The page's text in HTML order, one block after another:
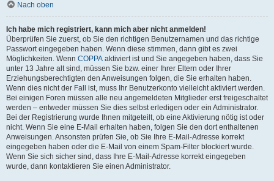
Nach oben
Ich habe mich registriert, kann mich aber nicht anmelden!
Überprüfen Sie zuerst, ob Sie den richtigen Benutzernamen und das richtige
Passwort eingegeben haben. Wenn diese stimmen, dann gibt es zwei
Möglichkeiten. Wenn COPPA aktiviert ist und Sie angegeben haben, dass Sie
unter 13 Jahre alt sind, müssen Sie bzw. einer Ihrer Eltern oder Ihrer
Erziehungsberechtigten den Anweisungen folgen, die Sie erhalten haben.
Wenn dies nicht der Fall ist, muss Ihr Benutzerkonto vielleicht aktiviert werden.
Bei einigen Foren müssen alle neu angemeldeten Mitglieder erst freigeschaltet
werden – entweder müssen Sie dies selbst erledigen oder ein Administrator.
Bei der Registrierung wurde Ihnen mitgeteilt, ob eine Aktivierung nötig ist oder
nicht. Wenn Sie eine E-Mail erhalten haben, folgen Sie den dort enthaltenen
Anweisungen. Ansonsten prüfen Sie, ob Sie Ihre E-Mail-Adresse korrekt
eingegeben haben oder die E-Mail von einem Spam-Filter blockiert wurde.
Wenn Sie sich sicher sind, dass Ihre E-Mail-Adresse korrekt eingegeben
wurde, dann kontaktieren Sie einen Administrator.